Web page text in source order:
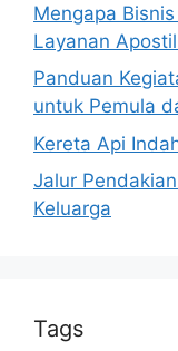
Mengapa
Layanan
Panduan
untuk Pemula
Kereta Api
Jalur
Keluarga
Tags